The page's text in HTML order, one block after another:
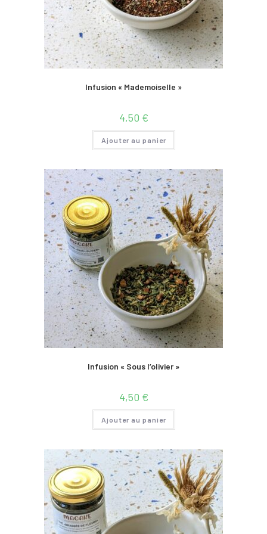
Infusion « Mademoiselle »
4,50 €
Ajouter au panier
Infusion « Sous l’olivier »
4,50 €
Ajouter au panier